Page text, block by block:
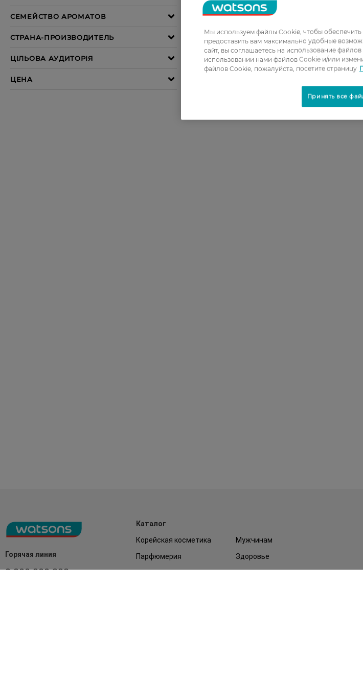
Горячая линия
0 800 300 333
Каталог
Корейская косметика
Мужчинам
Парфюмерия
Здоровье
Акции
Макияж
Мы используем файлы Cookie, чтобы
предоставить вам максимально удобные
сайт, вы соглашаетесь на использование
использовании нами файлов Cookie и/или
файлов Cookie, пожалуйста, посетите страницу
Принять все